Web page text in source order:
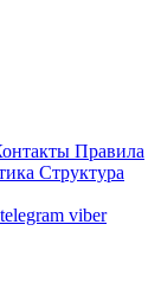
Правила
Структура
telegram viber